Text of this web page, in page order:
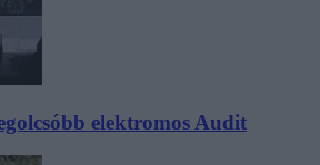
elektromos Audit